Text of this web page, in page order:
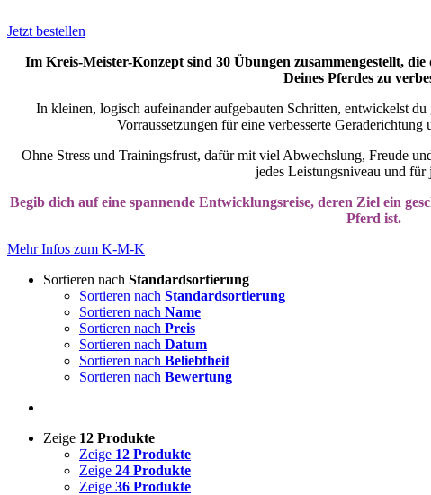
Jetzt bestellen
Im Kreis-Meister-Konzept sind 30 Übungen zusammengestellt,
Deines Pferdes zu
In kleinen, logisch aufeinander aufgebauten Schritten, entwickelst
Vorraussetzungen für eine verbesserte Geraderichtung
Ohne Stress und Trainingsfrust, dafür mit viel Abwechslung, Freude
jedes Leistungsniveau und für
Begib dich auf eine spannende Entwicklungsreise, deren Ziel ein
Pferd ist.
Mehr Infos zum K-M-K
Sortieren nach Standardsortierung
Sortieren nach Standardsortierung
Sortieren nach Name
Sortieren nach Preis
Sortieren nach Datum
Sortieren nach Beliebtheit
Sortieren nach Bewertung
Zeige 12 Produkte
Zeige 12 Produkte
Zeige 24 Produkte
Zeige 36 Produkte